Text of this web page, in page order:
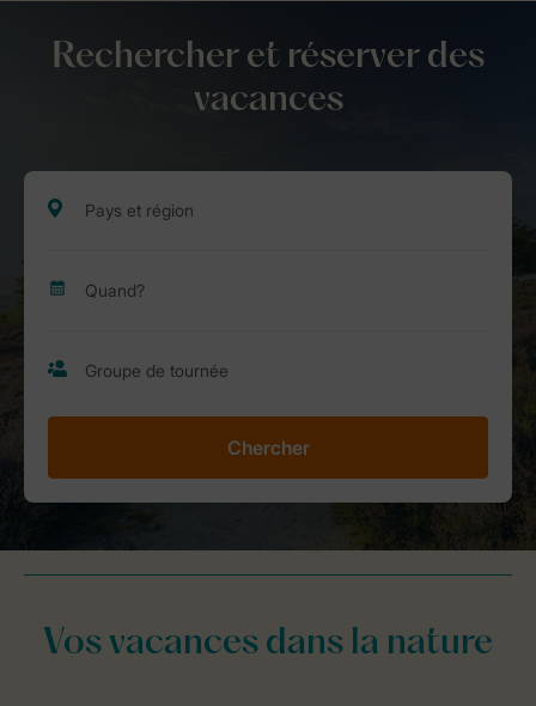
Rechercher et réserver des
vacances
Chercher
Vos vacances dans la nature